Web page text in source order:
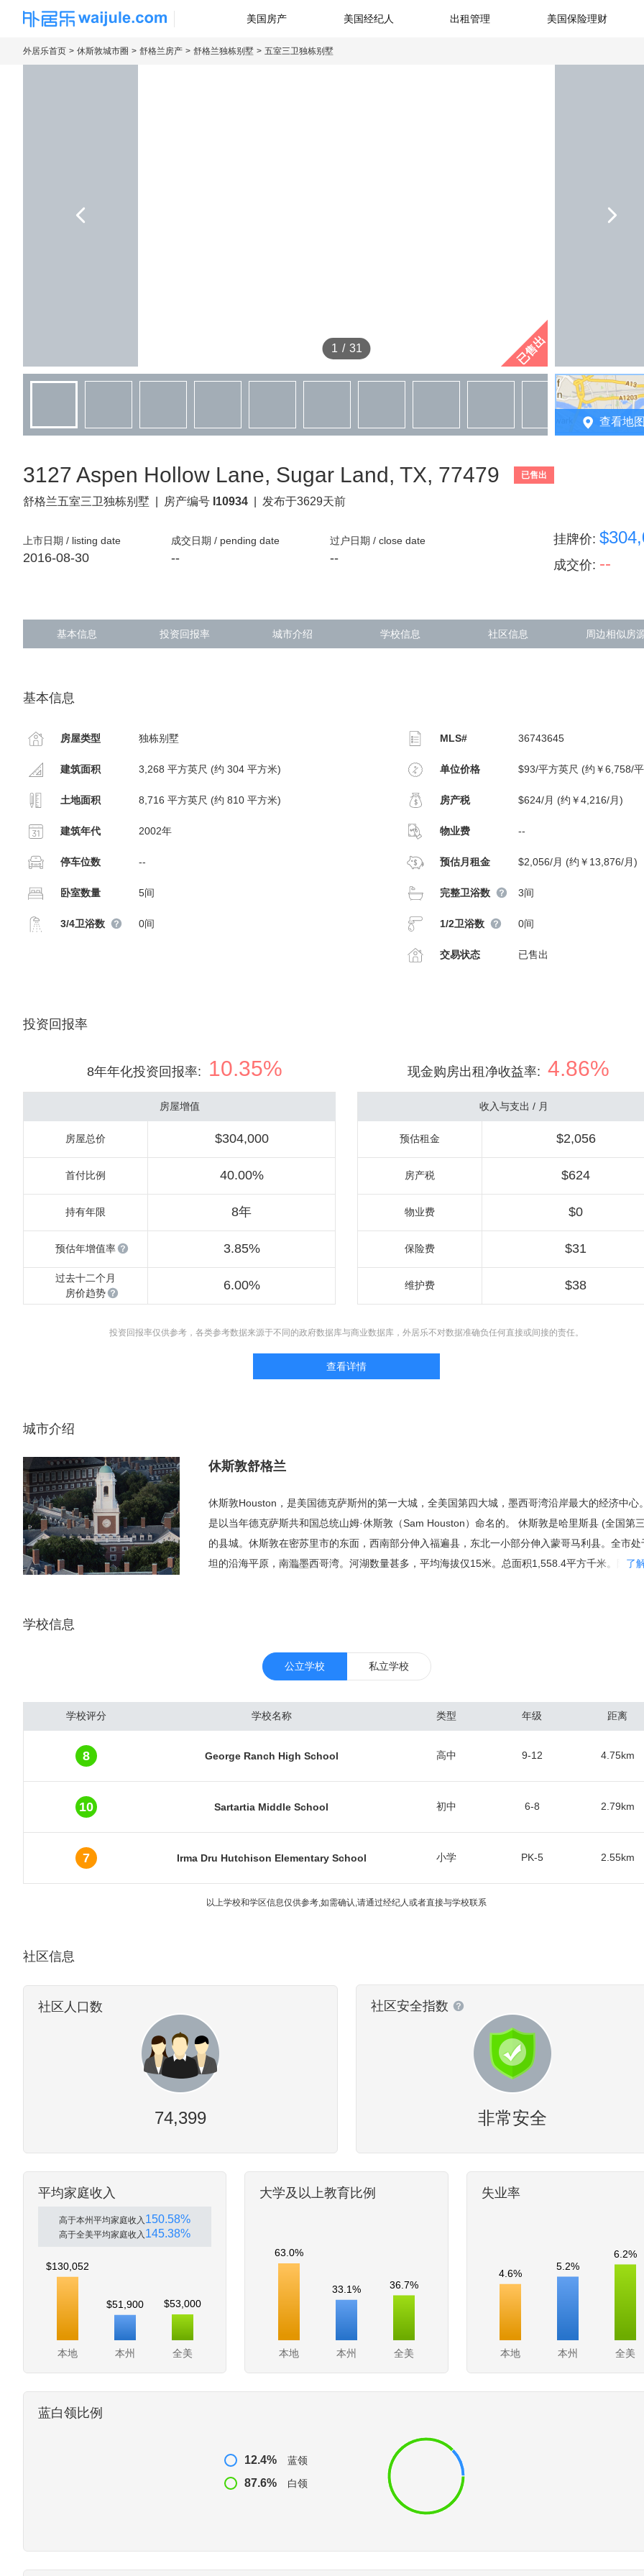
海外房产信息平台
美国房产 美国经纪人 出租管理 美国保险理财
外居乐首页 休斯敦城市圈 舒格兰房产 舒格兰独栋别墅 五室三卫独栋别墅
1 / 31 已售出
查看地
3127 Aspen Hollow Lane, Sugar Land, TX, 77479 已售出
舒格兰五室三卫独栋别墅 房产编号 I10934 发布于3629天前
上市日期 / listing date
2016-08-30
成交日期 / pending date
--
过户日期 / close date
--
挂牌价:
成交价: --
基本信息 投资回报率 城市介绍 学校信息 社区信息 周边相似房
基本信息
房屋类型 独栋别墅
建筑面积 3,268 平方英尺 (约 304 平方米)
土地面积 8,716 平方英尺 (约 810 平方米)
建筑年代 2002年
停车位数 --
卧室数量 5间
3/4卫浴数 0间
MLS# 36743645
单位价格 $93/平方英尺 (约￥6,758/
房产税 $624/月 (约￥4,216/月)
物业费 --
预估月租金 $2,056/月 (约￥13,876/月)
完整卫浴数 3间
1/2卫浴数 0间
交易状态 已售出
投资回报率
8年年化投资回报率: 10.35% 现金购房出租净收益率: 4.86%
房屋增值
房屋总价 $304,000
首付比例 40.00%
持有年限 8年
预估年增值率 3.85%
过去十二个月
房价趋势
6.00%
收入与支出 / 月
预估租金 $2,056
房产税 $624
物业费 $0
保险费 $31
维护费 $38
投资回报率仅供参考，各类参考数据来源于不同的政府数据库与商业数据库，外居乐不对数据准确负任何直接或间接的责任。
查看详情
城市介绍
休斯敦舒格兰
休斯敦Houston，是美国德克萨斯州的第一大城，全美国第四大城，墨西哥湾沿岸最大的经济中心
是以当年德克萨斯共和国总统山姆·休斯敦（Sam Houston）命名的。 休斯敦是哈里斯县 (全国第
的县城。休斯敦在密苏里市的东面，西南部分伸入福遍县，东北一小部分伸入蒙哥马利县。全市处
坦的沿海平原，南瀶墨西哥湾。河湖数量甚多，平均海拔仅15米。总面积1,558.4平方千米。陆地
是该城大部分的工业基础。 休斯敦还是美国27个超过170万人口的重要大都会地区中生活消费和
低的。休斯敦被全球化和世界城市研究小组和网络（GaWC）称为“全球城市”。 休斯敦是美国众多
万人口的大城市中 , 仍没有规划法的城市，市区发展颇为杂乱无章。 内城中并没有一个单一的下
城市就业的中心，而是发展出了五个商务区。如果这些商务区连起来，将组成美国第三大下城。
(因此，“休斯敦”是在月球上说的第一个词)。许多当地人喜爱称作“牛沼城”。其他绰号还有“H镇”、“
城”或“蒙古城”。 休斯敦是一个拥有多重文化的城市，许多外来移民的社区在此发展。其美术馆区
文化机构和展览的天堂，每年吸引将进七百万的游客，在休斯敦常能看见活跃的视觉表演艺术。
了
学校信息
公立学校 私立学校
学校评分 学校名称 类型 年级 距离
8 George Ranch High School 高中 9-12 4.75km
10 Sartartia Middle School 初中 6-8 2.79km
7 Irma Dru Hutchison Elementary School 小学 PK-5 2.55km
以上学校和学区信息仅供参考,如需确认,请通过经纪人或者直接与学校联系
社区信息
社区人口数
74,399
社区安全指数
非常安全
平均家庭收入
高于本州平均家庭收入 150.58%
高于全美平均家庭收入 145.38%
本地 本州 全美
$130,052
$51,900 $53,000
大学及以上教育比例
本地 本州 全美
63.0%
33.1% 36.7%
失业率
本地 本州 全美
4.6%
5.2%
6.2%
蓝白领比例
12.4% 蓝领
87.6% 白领